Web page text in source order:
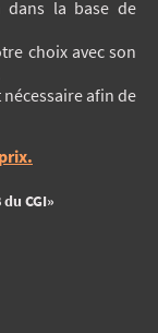
dans la base de
choix avec son
afin de
CGI»